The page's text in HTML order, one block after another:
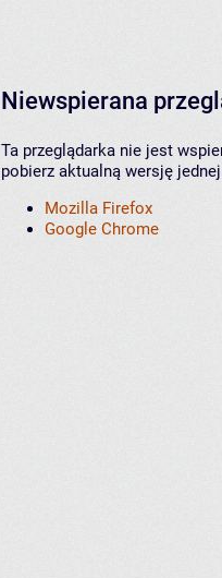
Niewspierana
Ta przeglądarka nie jest
pobierz aktualną wersję
Mozilla Firefox
Google Chrome